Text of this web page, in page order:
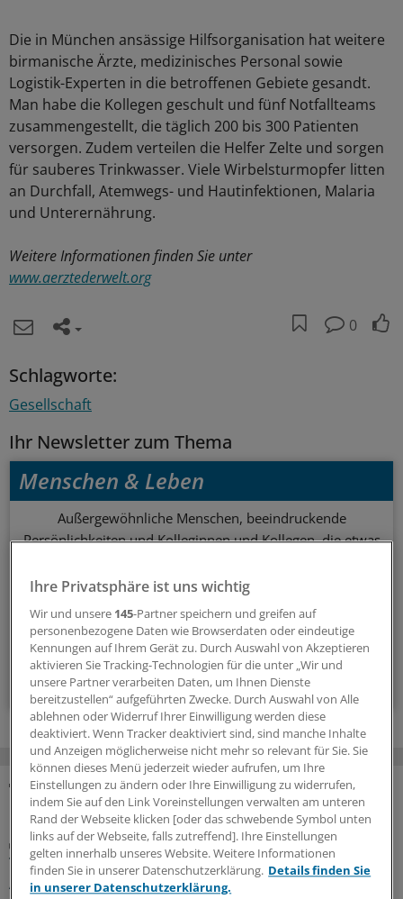
Die in München ansässige Hilfsorganisation hat weitere
birmanische Ärzte, medizinisches Personal sowie
Logistik-Experten in die betroffenen Gebiete gesandt.
Man habe die Kollegen geschult und fünf Notfallteams
zusammengestellt, die täglich 200 bis 300 Patienten
versorgen. Zudem verteilen die Helfer Zelte und sorgen
für sauberes Trinkwasser. Viele Wirbelsturmopfer litten
an Durchfall, Atemwegs- und Hautinfektionen, Malaria
und Unterernährung.
Weitere Informationen finden Sie unter
www.aerztederwelt.org
0
Schlagworte:
Gesellschaft
Ihr Newsletter zum Thema
Menschen & Leben
Außergewöhnliche Menschen, beeindruckende
Persönlichkeiten und Kolleginnen und Kollegen, die etwas
Geschichten aus dem (Arbeits-)Leben.
vier Mal im Jahr (Mittwoch)
Zum Abonnieren bitte anmelden
MEHR ZUM THEMA
Porträt
Traumberuf Arzt: Für die Weiterbildung von
Aleppo nach Osnabrück
Ihre Privatsphäre ist uns wichtig
Wir und unsere 145-Partner speichern und greifen auf
personenbezogene Daten wie Browserdaten oder eindeutige
Kennungen auf Ihrem Gerät zu. Durch Auswahl von Akzeptieren
aktivieren Sie Tracking-Technologien für die unter „Wir und
unsere Partner verarbeiten Daten, um Ihnen Dienste
bereitzustellen“ aufgeführten Zwecke. Durch Auswahl von Alle
ablehnen oder Widerruf Ihrer Einwilligung werden diese
deaktiviert. Wenn Tracker deaktiviert sind, sind manche Inhalte
und Anzeigen möglicherweise nicht mehr so relevant für Sie. Sie
können dieses Menü jederzeit wieder aufrufen, um Ihre
Einstellungen zu ändern oder Ihre Einwilligung zu widerrufen,
indem Sie auf den Link Voreinstellungen verwalten am unteren
Rand der Webseite klicken [oder das schwebende Symbol unten
links auf der Webseite, falls zutreffend]. Ihre Einstellungen
gelten innerhalb unseres Website. Weitere Informationen
finden Sie in unserer Datenschutzerklärung. Details finden Sie
in unserer Datenschutzerklärung.